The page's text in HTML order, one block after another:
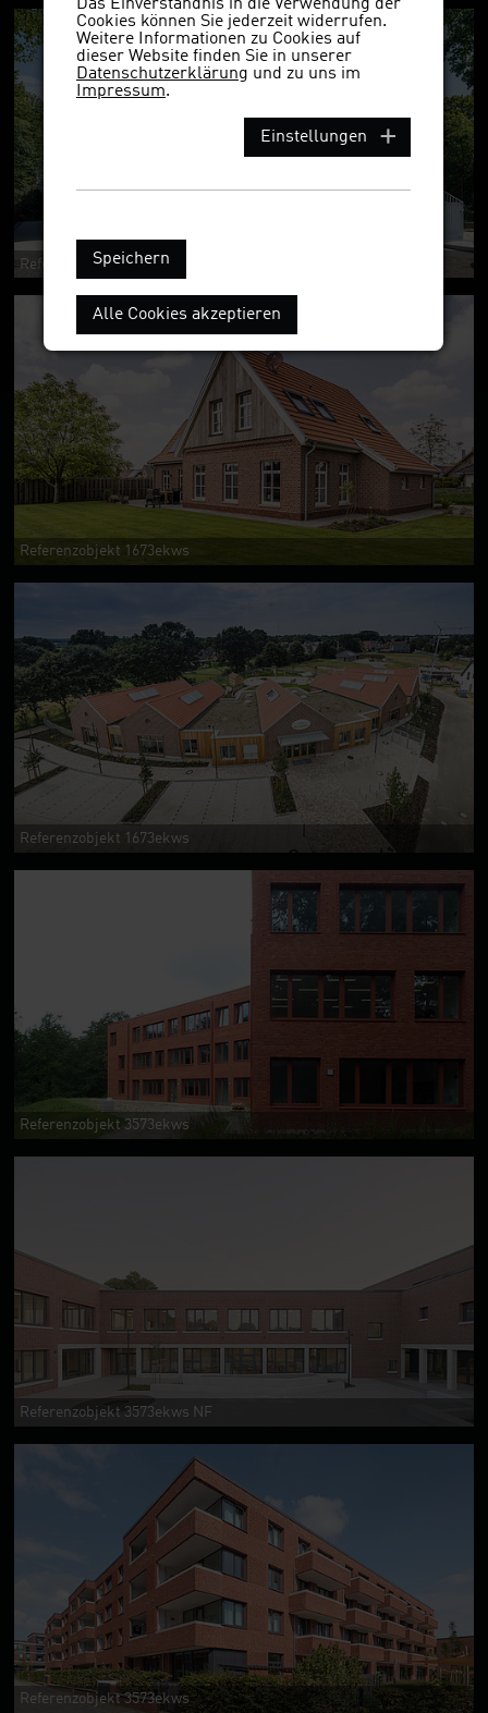
Referenzobjekt 1673ekws
Referenzobjekt 1673ekws
Referenzobjekt 1673ekws
Referenzobjekt 3573ekws
Referenzobjekt 3573ekws NF
Referenzobjekt 3573ekws
Das Einverständnis in die Verwendung der
Cookies können Sie jederzeit widerrufen.
Weitere Informationen zu Cookies auf
dieser Website finden Sie in unserer
Datenschutzerklärung und zu uns im
Impressum.
Einstellungen
Speichern
Alle Cookies akzeptieren